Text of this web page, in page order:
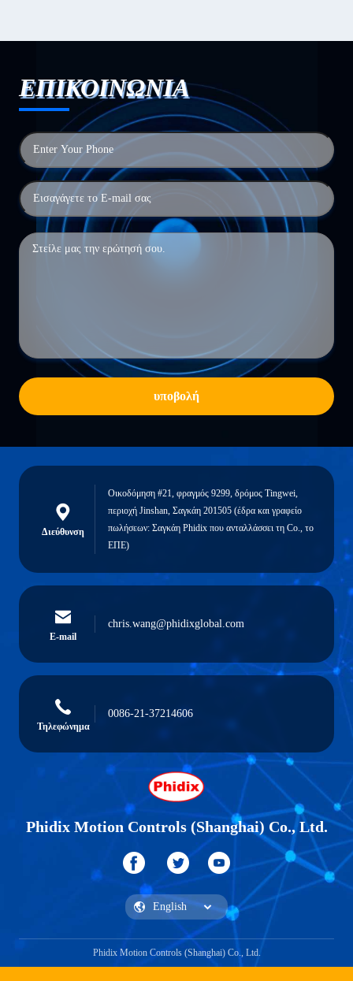
ΕΠΙΚΟΙΝΩΝΙΑ
υποβολή
Διεύθυνση
Οικοδόμηση #21, φραγμός 9299, δρόμος Tingwei,
περιοχή Jinshan, Σαγκάη 201505 (έδρα και γραφείο
πωλήσεων: Σαγκάη Phidix που ανταλλάσσει τη Co., το
ΕΠΕ)
E-mail
chris.wang@phidixglobal.com
Τηλεφώνημα
0086-21-37214606
Phidix Motion Controls (Shanghai) Co., Ltd.
Phidix Motion Controls (Shanghai) Co., Ltd.